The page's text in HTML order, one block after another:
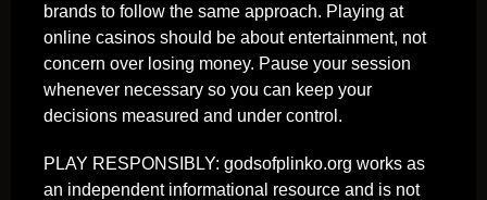
brands to follow the same approach. Playing at
online casinos should be about entertainment, not
concern over losing money. Pause your session
whenever necessary so you can keep your
decisions measured and under control.
PLAY RESPONSIBLY: godsofplinko.org works as
an independent informational resource and is not